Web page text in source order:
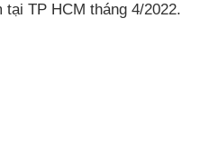
TP HCM tháng 4/2022.